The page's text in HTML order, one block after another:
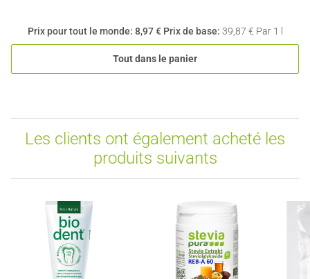
Prix pour tout le monde: 8,97 € Prix de base: 39,87 € Par 1 l
Tout dans le panier
Les clients ont également acheté les
produits suivants